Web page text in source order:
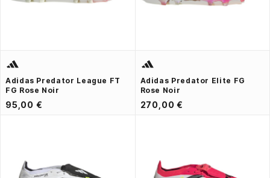
Adidas Predator League FT
FG Rose Noir
95,00 €
Adidas Predator Elite FG
Rose Noir
270,00 €